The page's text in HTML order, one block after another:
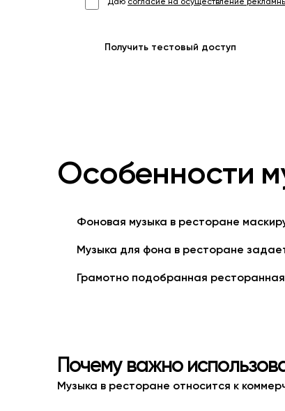
Даю согласие на осуществление
Получить тестовый доступ
Особенности
Фоновая музыка в ресторане
Музыка для фона в ресторане
Грамотно подобранная
Почему важно
Музыка в ресторане относится к